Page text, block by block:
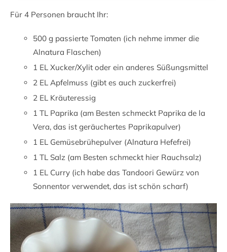
Für 4 Personen braucht Ihr:
500 g passierte Tomaten (ich nehme immer die
Alnatura Flaschen)
1 EL Xucker/Xylit oder ein anderes Süßungsmittel
2 EL Apfelmuss (gibt es auch zuckerfrei)
2 EL Kräuteressig
1 TL Paprika (am Besten schmeckt Paprika de la
Vera, das ist geräuchertes Paprikapulver)
1 EL Gemüsebrühepulver (Alnatura Hefefrei)
1 TL Salz (am Besten schmeckt hier Rauchsalz)
1 EL Curry (ich habe das Tandoori Gewürz von
Sonnentor verwendet, das ist schön scharf)